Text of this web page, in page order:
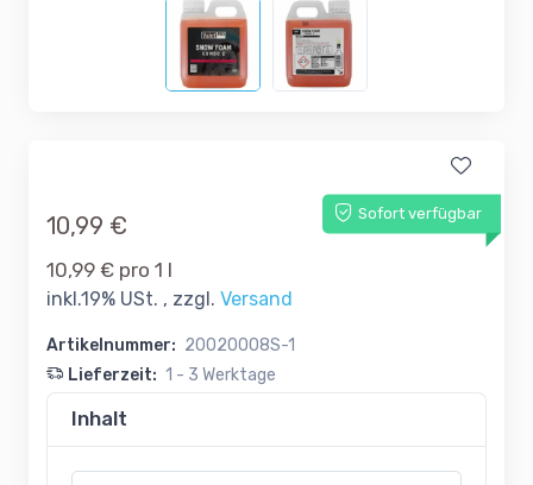
Sofort verfügbar
10,99 €
10,99 € pro 1 l
inkl.19% USt. , zzgl. Versand
Artikelnummer: 20020008S-1
Lieferzeit: 1 - 3 Werktage
Inhalt